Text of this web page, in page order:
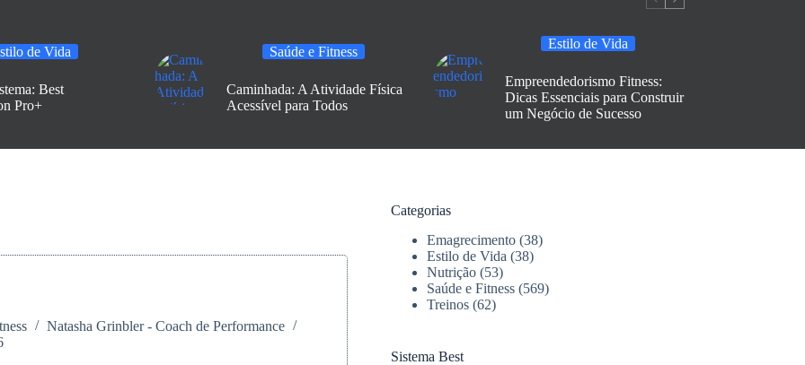
de Vida
Best
Pro+
Saúde e Fitness
Caminhada: A Atividade Física
Acessível para Todos
Estilo de Vida
Empreendedorismo Fitness:
Dicas Essenciais para Construir
um Negócio de Sucesso
Natasha Grinbler - Coach de Performance
Categorias
Emagrecimento (38)
Estilo de Vida (38)
Nutrição (53)
Saúde e Fitness (569)
Treinos (62)
Sistema Best